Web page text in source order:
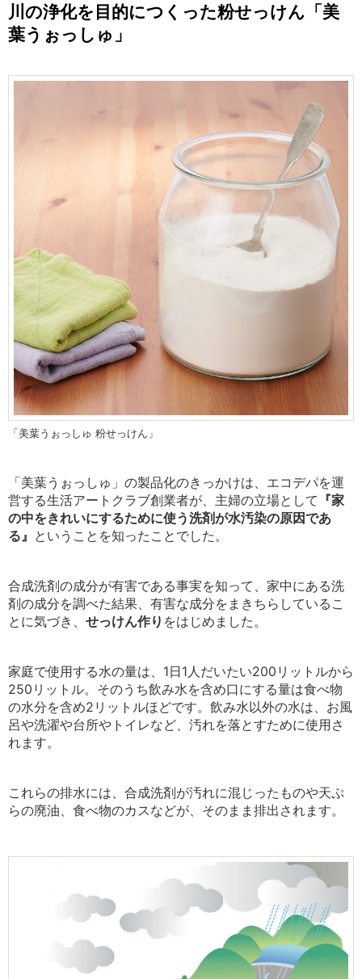
川の浄化を目的につくった粉せっけん「美
葉うぉっしゅ」
「美葉うぉっしゅ 粉せっけん」
「美葉うぉっしゅ」の製品化のきっかけは、エコデパを運
営する生活アートクラブ創業者が、主婦の立場として 『家
の中をきれいにするために使う洗剤が水汚染の原因であ
る』 ということを知ったことでした。
合成洗剤の成分が有害である事実を知って、家中にある洗
剤の成分を調べた結果、有害な成分をまきちらしているこ
とに気づき、 せっけん作り をはじめました。
家庭で使用する水の量は、1日1人だいたい200リットルから
250リットル。そのうち飲み水を含め口にする量は食べ物
の水分を含め2リットルほどです。飲み水以外の水は、お風
呂や洗濯や台所やトイレなど、汚れを落とすために使用さ
れます。
これらの排水には、合成洗剤が汚れに混じったものや天ぷ
らの廃油、食べ物のカスなどが、そのまま排出されます。